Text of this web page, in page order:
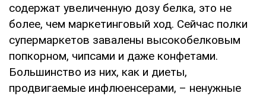
содержат увеличенную дозу белка, это не
более, чем маркетинговый ход. Сейчас полки
супермаркетов завалены высокобелковым
попкорном, чипсами и даже конфетами.
Большинство из них, как и диеты,
продвигаемые инфлюенсерами, – ненужные